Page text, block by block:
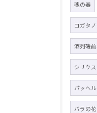
魂の器
コガタ
酒列磯
シリウ
パッヘ
バラの花